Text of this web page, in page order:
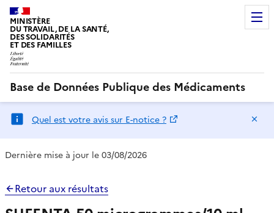
MINISTÈRE
DU TRAVAIL, DE LA SANTÉ,
DES SOLIDARITÉS
ET DES FAMILLES
Base de Données Publique des Médicaments
Quel est votre avis sur E-notice ?
Dernière mise à jour le 03/08/2026
Retour aux résultats